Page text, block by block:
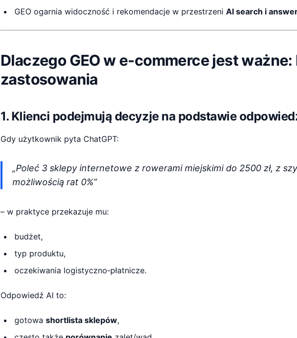
GEO ogarnia widoczność i rekomendacje w przestrzeni AI search i
Dlaczego GEO w e‑commerce jest
zastosowania
1. Klienci podejmują decyzje na podstawie
Gdy użytkownik pyta ChatGPT:
„Poleć 3 sklepy internetowe z rowerami miejskimi do 2500 zł, z
możliwością rat 0%”
– w praktyce przekazuje mu:
budżet,
typ produktu,
oczekiwania logistyczno‑płatnicze.
Odpowiedź AI to:
gotowa shortlista sklepów,